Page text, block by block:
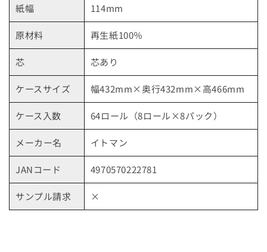
和歌山県の指定袋から探す
広島県の指定袋から探す
山口県の指定袋から探す
愛媛県の指定袋から探す
福岡県の指定袋から探す
長崎県の指定袋から探す
その他から探す
紙幅 114mm
原材料 再生紙100％
芯 芯あり
ケースサイズ 幅432mm×奥行432mm×高466mm
ケース入数 64ロール（8ロール×8パック）
メーカー名 イトマン
JANコード 4970570222781
サンプル請求 ×